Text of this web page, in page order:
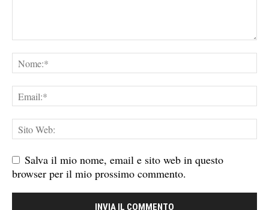
Salva il mio nome, email e sito web in questo
browser per il mio prossimo commento.